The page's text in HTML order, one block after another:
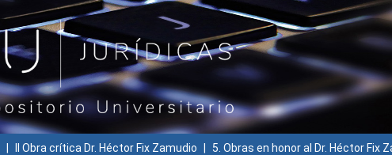
II Obra crítica Dr. Héctor Fix Zamudio 5. Obras en honor al Dr. Héctor Fix